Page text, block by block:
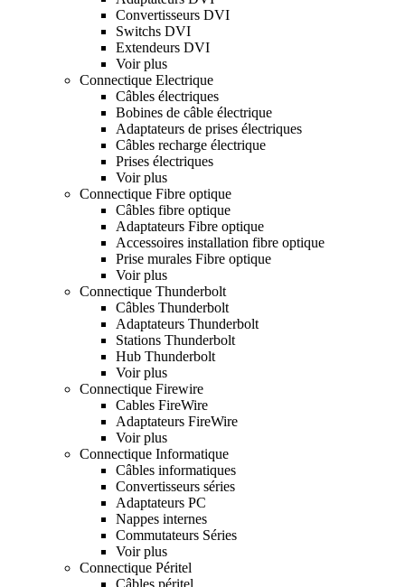
Convertisseurs DVI
Switchs DVI
Extendeurs DVI
Voir plus
Connectique Electrique
Câbles électriques
Bobines de câble électrique
Adaptateurs de prises électriques
Câbles recharge électrique
Prises électriques
Voir plus
Connectique Fibre optique
Câbles fibre optique
Adaptateurs Fibre optique
Accessoires installation fibre optique
Prise murales Fibre optique
Voir plus
Connectique Thunderbolt
Câbles Thunderbolt
Adaptateurs Thunderbolt
Stations Thunderbolt
Hub Thunderbolt
Voir plus
Connectique Firewire
Cables FireWire
Adaptateurs FireWire
Voir plus
Connectique Informatique
Câbles informatiques
Convertisseurs séries
Adaptateurs PC
Nappes internes
Commutateurs Séries
Voir plus
Connectique Péritel
Câbles péritel